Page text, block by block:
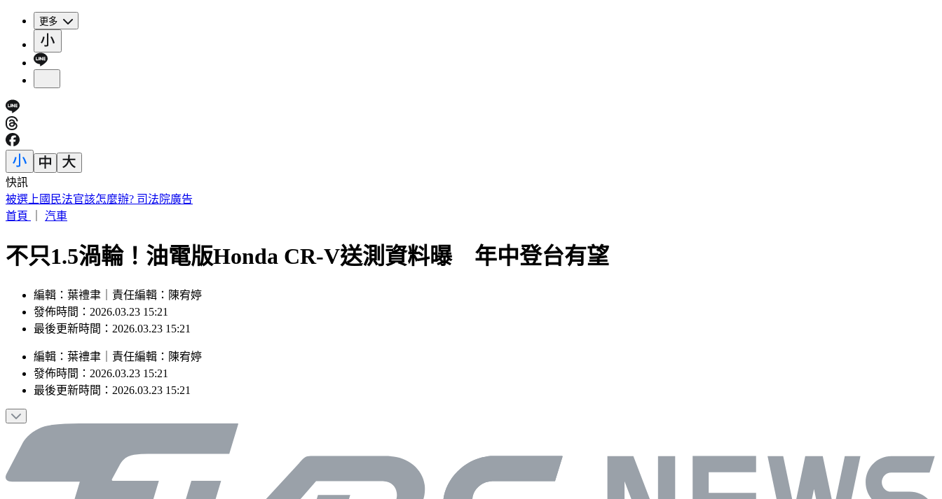
更多
快訊
被選上國民法官該怎麼辦? 司法院廣告
首頁
汽車
不只1.5渦輪！油電版Honda CR-V送測資料曝 年中登台有望
編輯：葉禮聿｜責任編輯：陳宥婷
發佈時間：2026.03.23 15:21
最後更新時間：2026.03.23 15:21
編輯 ： 葉禮聿 責任編輯 ： 陳宥婷
發佈時間： 2026.03.23 15:21
最後更新時間： 2026.03.23 15:21